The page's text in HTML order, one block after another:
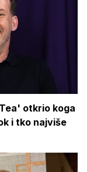
otkrio koga
i tko najviše